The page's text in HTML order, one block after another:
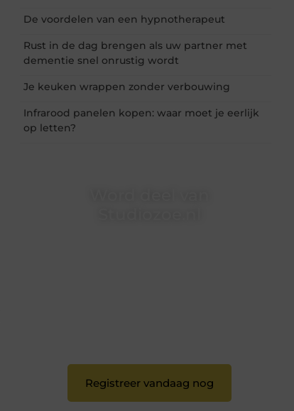
De voordelen van een hypnotherapeut
Rust in de dag brengen als uw partner met
dementie snel onrustig wordt
Je keuken wrappen zonder verbouwing
Infrarood panelen kopen: waar moet je eerlijk
op letten?
Registreer vandaag nog